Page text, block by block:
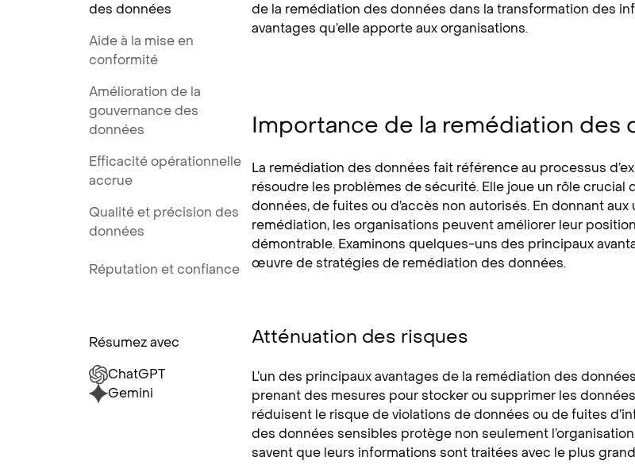
des données
Aide à la mise en
conformité
Amélioration de la
gouvernance des
données
Efficacité opérationnelle
accrue
Qualité et précision des
données
Réputation et confiance
Résumez avec
ChatGPT
Gemini
de la remédiation des données dans la transformation des
avantages qu’elle apporte aux organisations.
Importance de la remédiation des
La remédiation des données fait référence au processus
résoudre les problèmes de sécurité. Elle joue un rôle
données, de fuites ou d’accès non autorisés. En donnant
remédiation, les organisations peuvent améliorer leur
démontrable. Examinons quelques-uns des principaux
œuvre de stratégies de remédiation des données.
Atténuation des risques
L’un des principaux avantages de la remédiation des
prenant des mesures pour stocker ou supprimer les
réduisent le risque de violations de données ou de fuites
des données sensibles protège non seulement
savent que leurs informations sont traitées avec le plus